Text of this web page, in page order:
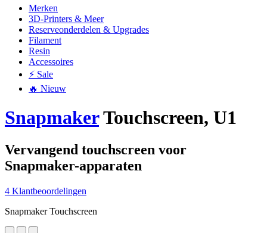
Merken
3D-Printers & Meer
Reserveonderdelen & Upgrades
Filament
Resin
Accessoires
⚡ Sale
🔥 Nieuw
SnapmakerTouchscreen, U1
Vervangend touchscreen voor
Snapmaker-apparaten
4 Klantbeoordelingen
Snapmaker Touchscreen